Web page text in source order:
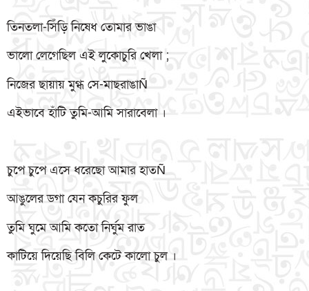
তিনতলা-সিঁড়ি নিষেধ তোমার ভাঙা
ভালো লেগেছিল এই লুকোচুরি খেলা ;
নিজের ছায়ায় মুগ্ধ সে-মাছরাঙাÑ
এইভাবে হাঁটি তুমি-আমি সারাবেলা ।
চুপে চুপে এসে ধরেছো আমার হাতÑ
আঙুলের ডগা যেন কচুরির ফুল
তুমি ঘুমে আমি কতো নির্ঘুম রাত
কাটিয়ে দিয়েছি বিলি কেটে কালো চুল ।